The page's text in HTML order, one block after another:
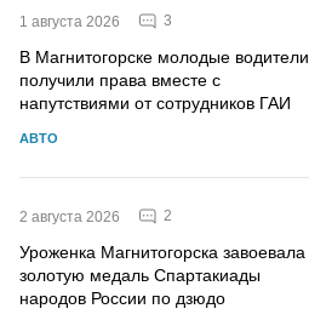
1 августа 2026 3
В Магнитогорске молодые водители
получили права вместе с
напутствиями от сотрудников ГАИ
АВТО
2 августа 2026 2
Уроженка Магнитогорска завоевала
золотую медаль Спартакиады
народов России по дзюдо